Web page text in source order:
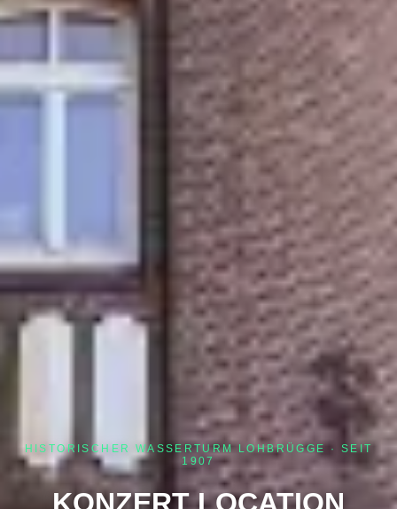
HISTORISCHER WASSERTURM LOHBRÜGGE · SEIT
1907
KONZERT LOCATION